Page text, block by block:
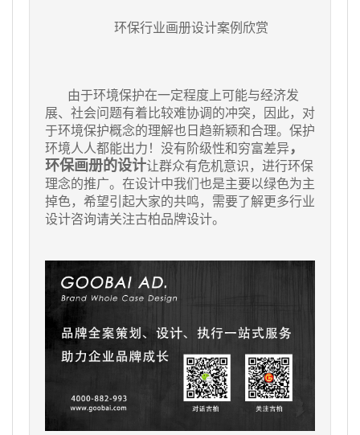
环保行业画册设计案例欣赏
由于环境保护在一定程度上可能与经济发
展、社会问题有着比较难协调的冲突，因此，对
于环境保护概念的理解也日趋新颖和合理。保护
环境人人都能出力！没有阶级性和穷富差异，
环保画册的设计让群众有危机意识，进行环保
理念的推广。在设计中我们也是主要以绿色为主
掉色，希望引起大家的共鸣，需要了解更多行业
设计咨询请关注古柏品牌设计。